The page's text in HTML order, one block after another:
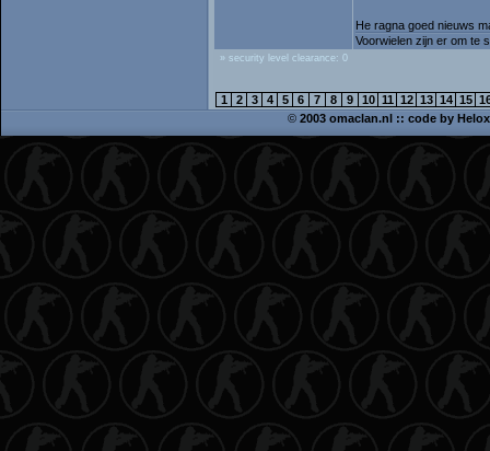
He ragna goed nieuws
Voorwielen zijn er om te
» security level clearance: 0
1 2 3 4 5 6 7 8 9 10 11 12 13 14 15
© 2003 omaclan.nl :: code by Helox